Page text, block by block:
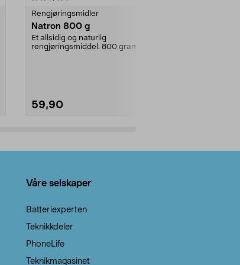
Rengjøringsmidler
Natron 800 g
Et allsidig og naturlig
rengjøringsmiddel. 800 gram
59,90
Våre selskaper
Batteriexperten
Teknikkdeler
PhoneLife
Teknikmagasinet